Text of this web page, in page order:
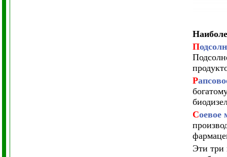
П
Р
Соевое
Эти три